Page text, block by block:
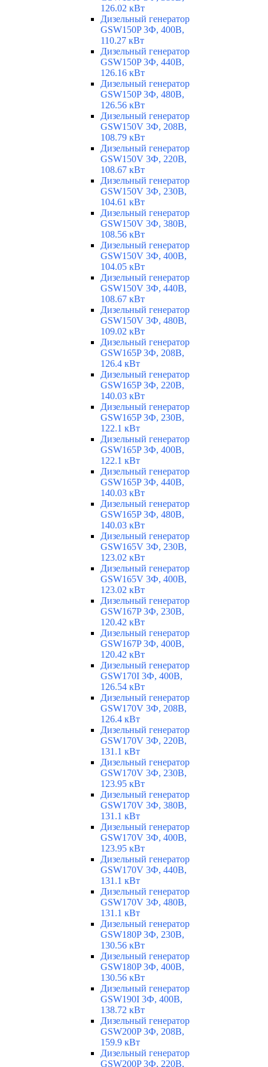
126.02 кВт
Дизельный генератор
GSW150P 3Ф, 400В,
110.27 кВт
Дизельный генератор
GSW150P 3Ф, 440В,
126.16 кВт
Дизельный генератор
GSW150P 3Ф, 480В,
126.56 кВт
Дизельный генератор
GSW150V 3Ф, 208В,
108.79 кВт
Дизельный генератор
GSW150V 3Ф, 220В,
108.67 кВт
Дизельный генератор
GSW150V 3Ф, 230В,
104.61 кВт
Дизельный генератор
GSW150V 3Ф, 380В,
108.56 кВт
Дизельный генератор
GSW150V 3Ф, 400В,
104.05 кВт
Дизельный генератор
GSW150V 3Ф, 440В,
108.67 кВт
Дизельный генератор
GSW150V 3Ф, 480В,
109.02 кВт
Дизельный генератор
GSW165P 3Ф, 208В,
126.4 кВт
Дизельный генератор
GSW165P 3Ф, 220В,
140.03 кВт
Дизельный генератор
GSW165P 3Ф, 230В,
122.1 кВт
Дизельный генератор
GSW165P 3Ф, 400В,
122.1 кВт
Дизельный генератор
GSW165P 3Ф, 440В,
140.03 кВт
Дизельный генератор
GSW165P 3Ф, 480В,
140.03 кВт
Дизельный генератор
GSW165V 3Ф, 230В,
123.02 кВт
Дизельный генератор
GSW165V 3Ф, 400В,
123.02 кВт
Дизельный генератор
GSW167P 3Ф, 230В,
120.42 кВт
Дизельный генератор
GSW167P 3Ф, 400В,
120.42 кВт
Дизельный генератор
GSW170I 3Ф, 400В,
126.54 кВт
Дизельный генератор
GSW170V 3Ф, 208В,
126.4 кВт
Дизельный генератор
GSW170V 3Ф, 220В,
131.1 кВт
Дизельный генератор
GSW170V 3Ф, 230В,
123.95 кВт
Дизельный генератор
GSW170V 3Ф, 380В,
131.1 кВт
Дизельный генератор
GSW170V 3Ф, 400В,
123.95 кВт
Дизельный генератор
GSW170V 3Ф, 440В,
131.1 кВт
Дизельный генератор
GSW170V 3Ф, 480В,
131.1 кВт
Дизельный генератор
GSW180P 3Ф, 230В,
130.56 кВт
Дизельный генератор
GSW180P 3Ф, 400В,
130.56 кВт
Дизельный генератор
GSW190I 3Ф, 400В,
138.72 кВт
Дизельный генератор
GSW200P 3Ф, 208В,
159.9 кВт
Дизельный генератор
GSW200P 3Ф, 220В,